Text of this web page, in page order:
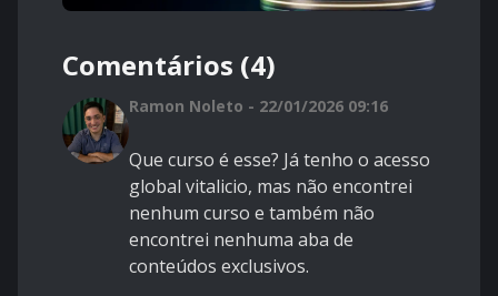
Comentários (4)
Ramon Noleto - 22/01/2026 09:16
Que curso é esse? Já tenho o acesso
global vitalicio, mas não encontrei
nenhum curso e também não
encontrei nenhuma aba de
conteúdos exclusivos.